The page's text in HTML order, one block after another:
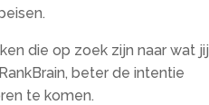
die op zoek zijn naar wat jij
beter de intentie
te komen.​